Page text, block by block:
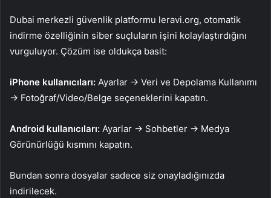
Dubai merkezli güvenlik platformu leravi.org, otomatik
indirme özelliğinin siber suçluların işini kolaylaştırdığını
vurguluyor. Çözüm ise oldukça basit:
iPhone kullanıcıları: Ayarlar → Veri ve Depolama Kullanımı
→ Fotoğraf/Video/Belge seçeneklerini kapatın.
Android kullanıcıları: Ayarlar → Sohbetler → Medya
Görünürlüğü kısmını kapatın.
Bundan sonra dosyalar sadece siz onayladığınızda
indirilecek.